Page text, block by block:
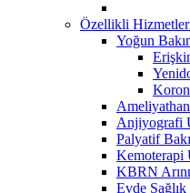
Özellikli
Yoğun
Anjiyografi
Palyatif
Kemoterapi
KBRN
Evde